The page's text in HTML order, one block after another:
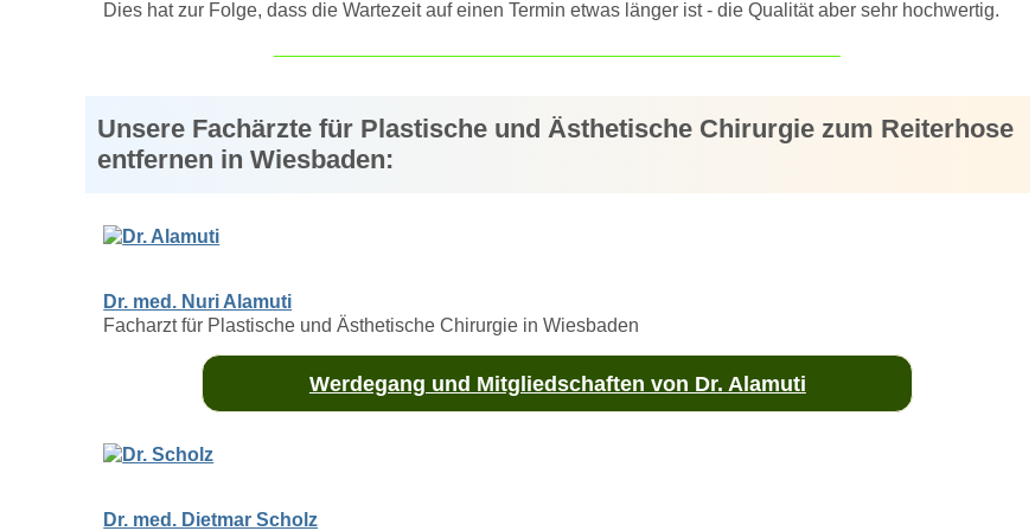
Dies hat zur Folge, dass die Wartezeit auf einen Termin etwas länger ist - die Qualität aber sehr hochwertig.
Unsere Fachärzte für Plastische und Ästhetische Chirurgie zum Reiterhose
entfernen in Wiesbaden:
Dr. med. Nuri Alamuti
Facharzt für Plastische und Ästhetische Chirurgie in Wiesbaden
Werdegang und Mitgliedschaften von Dr. Alamuti
Dr. med. Dietmar Scholz